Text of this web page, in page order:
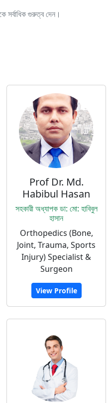
সর্বাধিক গুরুত্ব দেন।
Prof Dr. Md.
Habibul Hasan
সহকারী অধ্যাপক ডা: মো: হাবিবুল
হাসান
Orthopedics (Bone,
Joint, Trauma, Sports
Injury) Specialist &
Surgeon
View Profile